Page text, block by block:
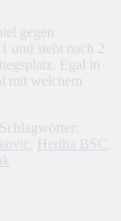
gegen
steht nach 2
Egal in
mit welchem
Schlagwörter:
Hertha BSC